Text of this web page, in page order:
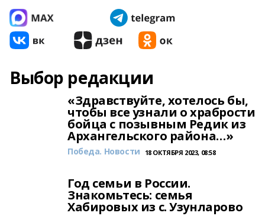
Выбор редакции
«Здравствуйте, хотелось бы,
чтобы все узнали о храбрости
бойца с позывным Редик из
Архангельского района…»
Победа. Новости 18 ОКТЯБРЯ 2023, 08:58
Год семьи в России.
Знакомьтесь: семья
Хабировых из с. Узунларово